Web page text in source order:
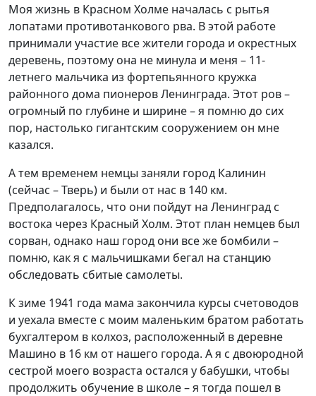
Моя жизнь в Красном Холме началась с рытья
лопатами противотанкового рва. В этой работе
принимали участие все жители города и окрестных
деревень, поэтому она не минула и меня – 11-
летнего мальчика из фортепьянного кружка
районного дома пионеров Ленинграда. Этот ров –
огромный по глубине и ширине – я помню до сих
пор, настолько гигантским сооружением он мне
казался.
А тем временем немцы заняли город Калинин
(сейчас – Тверь) и были от нас в 140 км.
Предполагалось, что они пойдут на Ленинград с
востока через Красный Холм. Этот план немцев был
сорван, однако наш город они все же бомбили –
помню, как я с мальчишками бегал на станцию
обследовать сбитые самолеты.
К зиме 1941 года мама закончила курсы счетоводов
и уехала вместе с моим маленьким братом работать
бухгалтером в колхоз, расположенный в деревне
Машино в 16 км от нашего города. А я с двоюродной
сестрой моего возраста остался у бабушки, чтобы
продолжить обучение в школе – я тогда пошел в